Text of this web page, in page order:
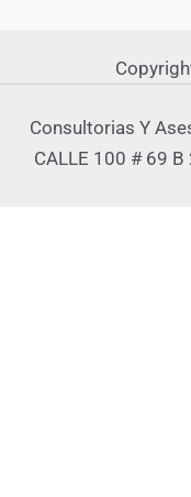
Consultorias Y
CALLE 100 # 69